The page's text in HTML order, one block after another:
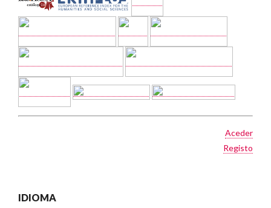
Aceder
Registo
IDIOMA